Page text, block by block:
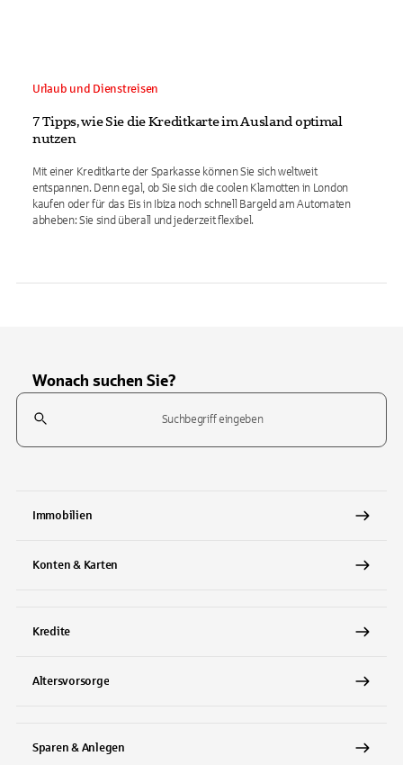
Urlaub und Dienstreisen
7 Tipps, wie Sie die Kreditkarte im Ausland optimal
nutzen
Mit einer Kreditkarte der Sparkasse können Sie sich weltweit
entspannen. Denn egal, ob Sie sich die coolen Klamotten in London
kaufen oder für das Eis in Ibiza noch schnell Bargeld am Automaten
abheben: Sie sind überall und jederzeit flexibel.
Wonach suchen Sie?
Suchfeld
Immobilien
Konten & Karten
Kredite
Altersvorsorge
Sparen & Anlegen